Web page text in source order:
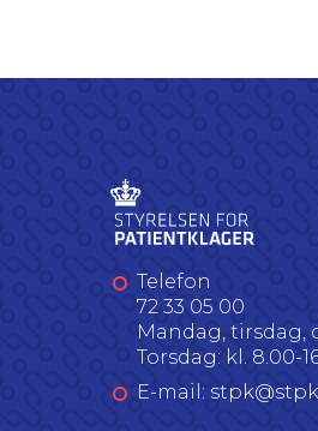
Telefon
72 33 05 00
Mandag, tirsdag,
Torsdag: kl. 8.00-
E-mail: